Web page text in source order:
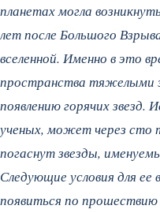
планетах могла
лет после Большого
вселенной. Именно в это
пространства тяжелыми
появлению горячих звезд.
ученых, может через сто
погаснут звезды,
Следующие условия для ее
появиться по прошествию